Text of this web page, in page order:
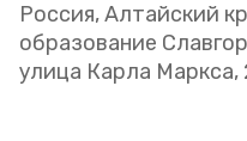
Россия, Алтайский
образование
улица Карла